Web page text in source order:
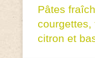
Pâtes
courgettes,
citron et